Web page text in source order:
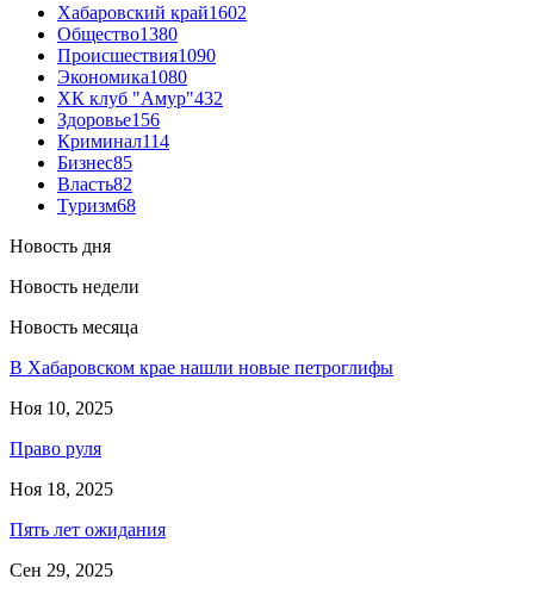
Хабаровский край1602
Общество1380
Происшествия1090
Экономика1080
ХК клуб "Амур"432
Здоровье156
Криминал114
Бизнес85
Власть82
Туризм68
Новость дня
Новость недели
Новость месяца
В Хабаровском крае нашли новые петроглифы
Ноя 10, 2025
Право руля
Ноя 18, 2025
Пять лет ожидания
Сен 29, 2025